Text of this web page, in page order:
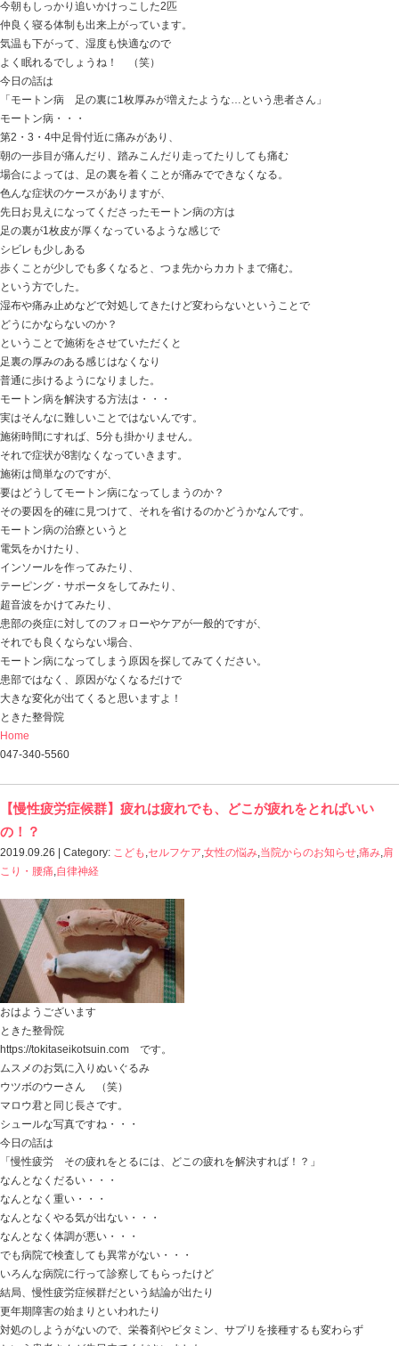
2回目は状態のチェックと再発防止のための方法を教え
それで卒業しました。
この患者さんの親御さんからは
「まさか…あれほど良くならなかった踵の痛みが…」
「時間も費用も使ったのに…」
「2回で終わるなんて… 違和感です…！」
カカトの治療から、骨盤矯正 超音波
インソールや、カカトに優しい靴
食事療法までしていたようだったので
今回の結果にこんなリアクションが出るのもわかります
踵の痛み 踵骨骨端炎 シーバー病
これを解決するときの大切なことは
このブログの他の記事で書いてありますので
チェックしてみてくださいね！
ときた整骨院
Home
047-340-5560
【モートン病】足の裏に1枚厚みが増えたよ
2019.09.27 | Category:
おはようございます
ときた整骨院
https://tokitaseikotsuin.com です。
今朝もしっかり追いかけっこした2匹
仲良く寝る体制も出来上がっています。
気温も下がって、湿度も快適なので
よく眠れるでしょうね！ （笑）
今日の話は
「モートン病 足の裏に1枚厚みが増えたような…とい
モートン病・・・
第2・3・4中足骨付近に痛みがあり、
朝の一歩目が痛んだり、踏みこんだり走ってたりしても
場合によっては、足の裏を着くことが痛みでできなくな
色んな症状のケースがありますが、
先日お見えになってくださったモートン病の方は
足の裏が1枚皮が厚くなっているような感じで
シビレも少しある
歩くことが少しでも多くなると、つま先からカカトまで
という方でした。
湿布や痛み止めなどで対処してきたけど変わらないとい
どうにかならないのか？
ということで施術をさせていただくと